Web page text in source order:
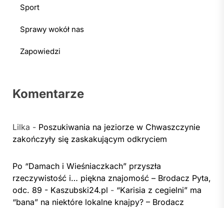
Sport
Sprawy wokół nas
Zapowiedzi
Komentarze
Lilka - Poszukiwania na jeziorze w Chwaszczynie
zakończyły się zaskakującym odkryciem
Po “Damach i Wieśniaczkach” przyszła
rzeczywistość i… piękna znajomość – Brodacz Pyta,
odc. 89 - Kaszubski24.pl - “Karisia z cegielni” ma
“bana” na niektóre lokalne knajpy? – Brodacz